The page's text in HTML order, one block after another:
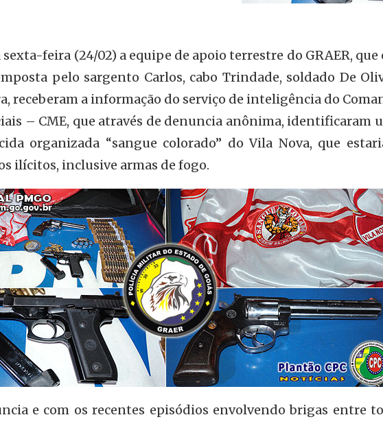
feira (24/02) a equipe de apoio terrestre do GRAER, que
pelo sargento Carlos, cabo Trindade, soldado De
receberam a informação do serviço de inteligência do
– CME, que através de denuncia anônima, identificaram
organizada “sangue colorado” do Vila Nova, que
ilícitos, inclusive armas de fogo.
e com os recentes episódios envolvendo brigas entre